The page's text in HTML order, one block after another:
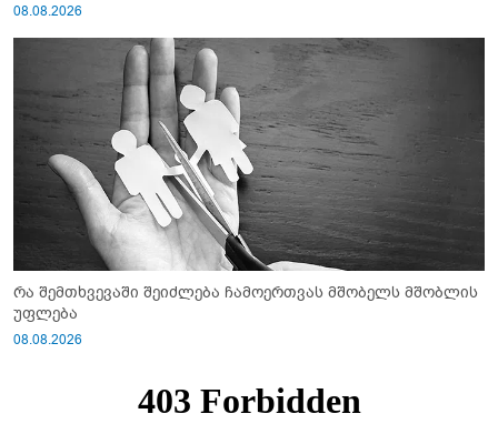
08.08.2026
რა შემთხვევაში შეიძლება ჩამოერთვას მშობელს მშობლის
უფლება
08.08.2026